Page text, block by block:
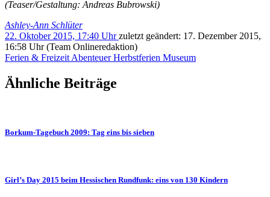
(Teaser/Gestaltung: Andreas Bubrowski)
Ashley-Ann Schlüter
22. Oktober 2015, 17:40 Uhrzuletzt geändert: 17. Dezember 2015,
16:58 Uhr(Team Onlineredaktion)
Ferien & FreizeitAbenteuerHerbstferien Museum
Ähnliche Beiträge
Borkum-Tagebuch 2009: Tag eins bis sieben
Girl’s Day 2015 beim Hessischen Rundfunk: eins von 130 Kindern